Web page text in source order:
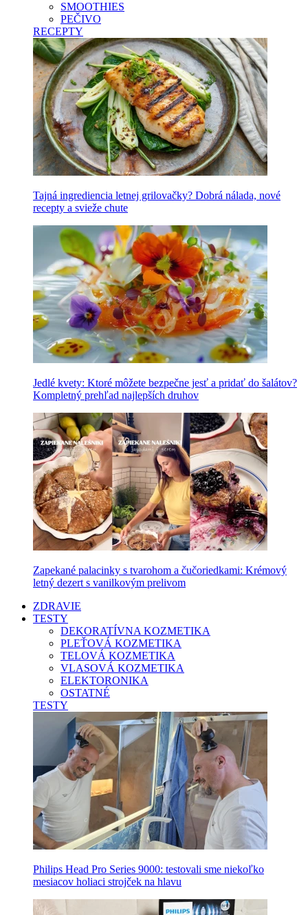
SMOOTHIES
PEČIVO
RECEPTY
Tajná ingrediencia letnej grilovačky? Dobrá nálada, nové
recepty a svieže chute
Jedlé kvety: Ktoré môžete bezpečne jesť a pridať do šalátov?
Kompletný prehľad najlepších druhov
Zapekané palacinky s tvarohom a čučoriedkami: Krémový
letný dezert s vanilkovým prelivom
ZDRAVIE
TESTY
DEKORATÍVNA KOZMETIKA
PLEŤOVÁ KOZMETIKA
TELOVÁ KOZMETIKA
VLASOVÁ KOZMETIKA
ELEKTORONIKA
OSTATNÉ
TESTY
Philips Head Pro Series 9000: testovali sme niekoľko
mesiacov holiaci strojček na hlavu